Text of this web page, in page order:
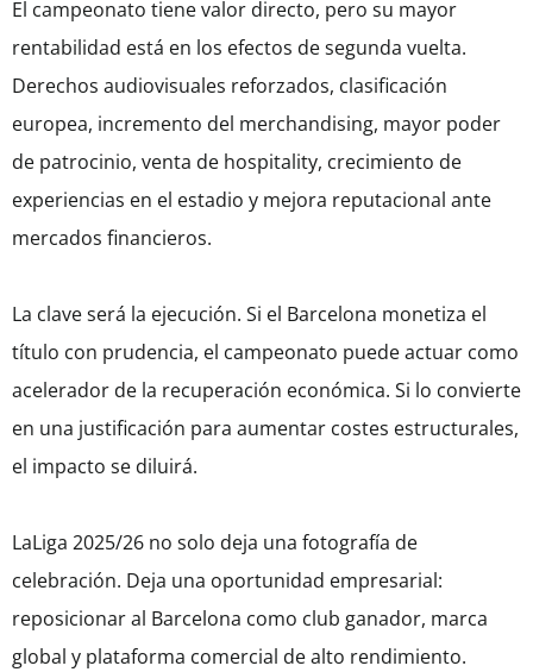
El campeonato tiene valor directo, pero su mayor
rentabilidad está en los efectos de segunda vuelta.
Derechos audiovisuales reforzados, clasificación
europea, incremento del merchandising, mayor poder
de patrocinio, venta de hospitality, crecimiento de
experiencias en el estadio y mejora reputacional ante
mercados financieros.
La clave será la ejecución. Si el Barcelona monetiza el
título con prudencia, el campeonato puede actuar como
acelerador de la recuperación económica. Si lo convierte
en una justificación para aumentar costes estructurales,
el impacto se diluirá.
LaLiga 2025/26 no solo deja una fotografía de
celebración. Deja una oportunidad empresarial:
reposicionar al Barcelona como club ganador, marca
global y plataforma comercial de alto rendimiento.